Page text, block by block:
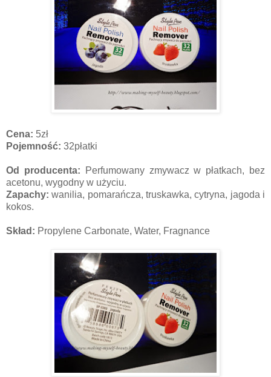
Cena: 5zł
Pojemność: 32płatki
Od producenta:
Perfumowany zmywacz w płatkach, bez
acetonu, wygodny w użyciu.
Zapachy: wanilia, pomarańcza, truskawka, cytryna, jagoda i
kokos.
Skład: Propylene Carbonate, Water, Fragnance